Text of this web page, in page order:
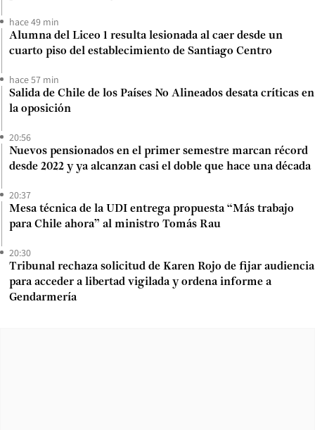
hace 49 min
Alumna del Liceo 1 resulta lesionada al caer desde un
cuarto piso del establecimiento de Santiago Centro
hace 57 min
Salida de Chile de los Países No Alineados desata críticas en
la oposición
20:56
Nuevos pensionados en el primer semestre marcan récord
desde 2022 y ya alcanzan casi el doble que hace una década
20:37
Mesa técnica de la UDI entrega propuesta “Más trabajo
para Chile ahora” al ministro Tomás Rau
20:30
Tribunal rechaza solicitud de Karen Rojo de fijar audiencia
para acceder a libertad vigilada y ordena informe a
Gendarmería